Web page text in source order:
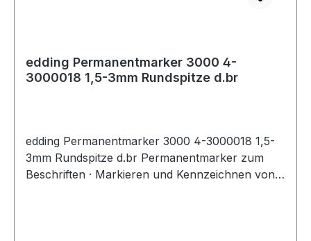
edding Permanentmarker 3000 4-
3000018 1,5-3mm Rundspitze d.br
edding Permanentmarker 3000 4-3000018 1,5-
3mm Rundspitze d.br Permanentmarker zum
Beschriften · Markieren und Kennzeichnen von